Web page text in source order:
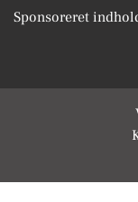
Sponsoreret